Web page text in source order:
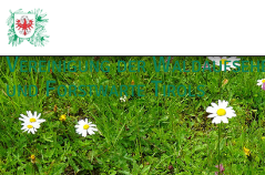
Vereinigung der
und Forstwarte Tirols